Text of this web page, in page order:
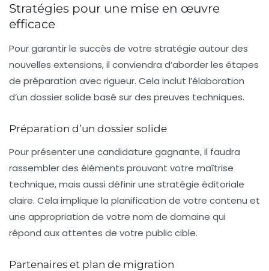
Stratégies pour une mise en œuvre
efficace
Pour garantir le succès de votre stratégie autour des
nouvelles extensions, il conviendra d’aborder les étapes
de préparation avec rigueur. Cela inclut l’élaboration
d’un dossier solide basé sur des preuves techniques.
Préparation d’un dossier solide
Pour présenter une candidature gagnante, il faudra
rassembler des éléments prouvant votre maîtrise
technique, mais aussi définir une stratégie éditoriale
claire. Cela implique la planification de votre contenu et
une appropriation de votre nom de domaine qui
répond aux attentes de votre public cible.
Partenaires et plan de migration